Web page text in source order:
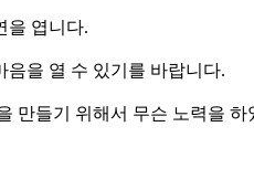
을 엽니다.
을 열 수 있기를 바랍니다.
만들기 위해서 무슨 노력을 하